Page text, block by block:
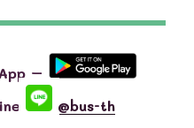
–
@bus-th